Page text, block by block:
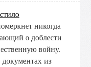
никогда
о доблести
войну.
из